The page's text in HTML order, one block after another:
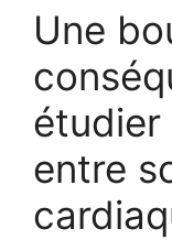
Une
étudier
entre